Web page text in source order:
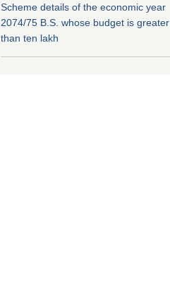
Scheme details of the economic year
2074/75 B.S. whose budget is greater
than ten lakh